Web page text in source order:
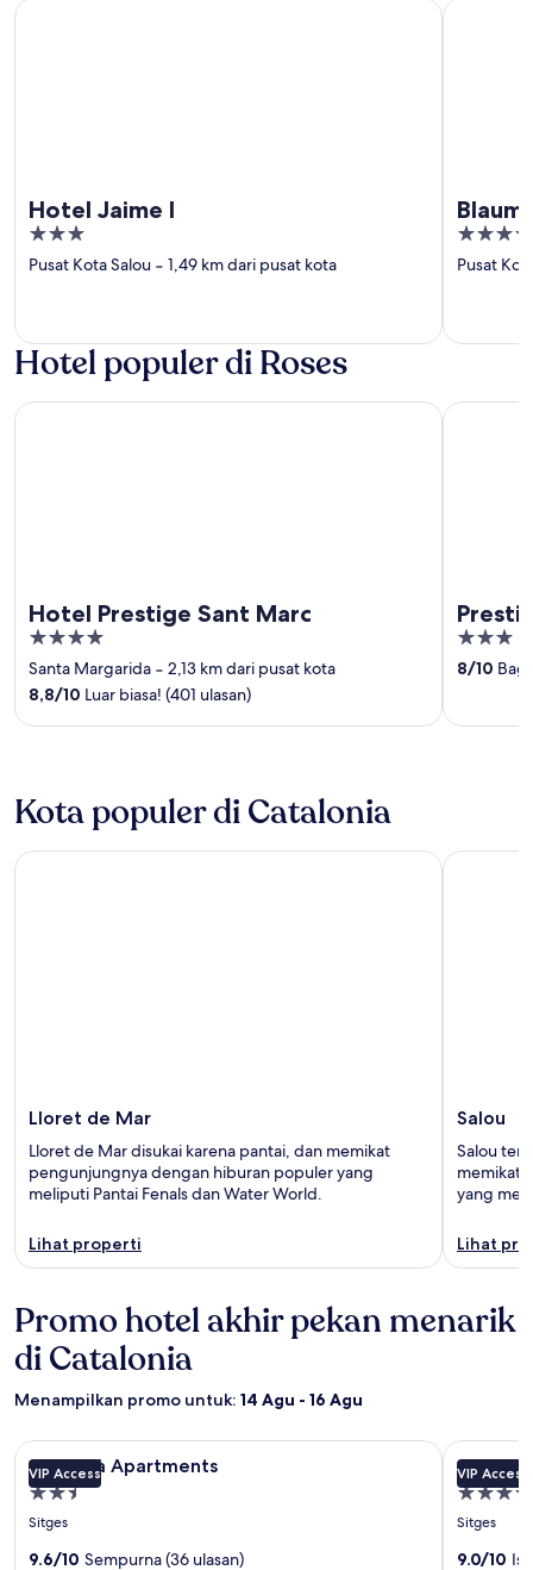
Hotel Jaime I
3
out
Pusat Kota Salou ‐ 1,49 km dari pusat kota
Hotel Jaime I
4
out
Pusat
Blaumar
Hotel populer di Roses
Hotel Prestige Sant Marc
4
out
of
Santa Margarida ‐ 2,13 km dari pusat kota
8,8/10 Luar biasa! (401 ulasan)
Hotel Prestige Sant Marc
3
out
8/10
Prestige
Kota populer di Catalonia
Lloret de Mar
Lloret de Mar disukai karena pantai, dan memikat
pengunjungnya dengan hiburan populer yang
meliputi Pantai Fenals dan Water World.
Lihat properti
Lloret de Mar
Salou
Salou
memikat
yang
Lihat
Salou
Promo hotel akhir pekan menarik
di Catalonia
Menampilkan promo untuk: 14 Agu - 16 Agu
Galeri
foto
Can
Milà
Apartments
VIP Access
Can Milà Apartments
Properti
bintang
Sitges
9.6/10 Sempurna (36 ulasan)
Can Milà Apartments
Galeri
foto
Alenti
Sitges
Hotel
VIP Access
Alenti
Properti
bintang
Sitges
9.0/10
Alenti